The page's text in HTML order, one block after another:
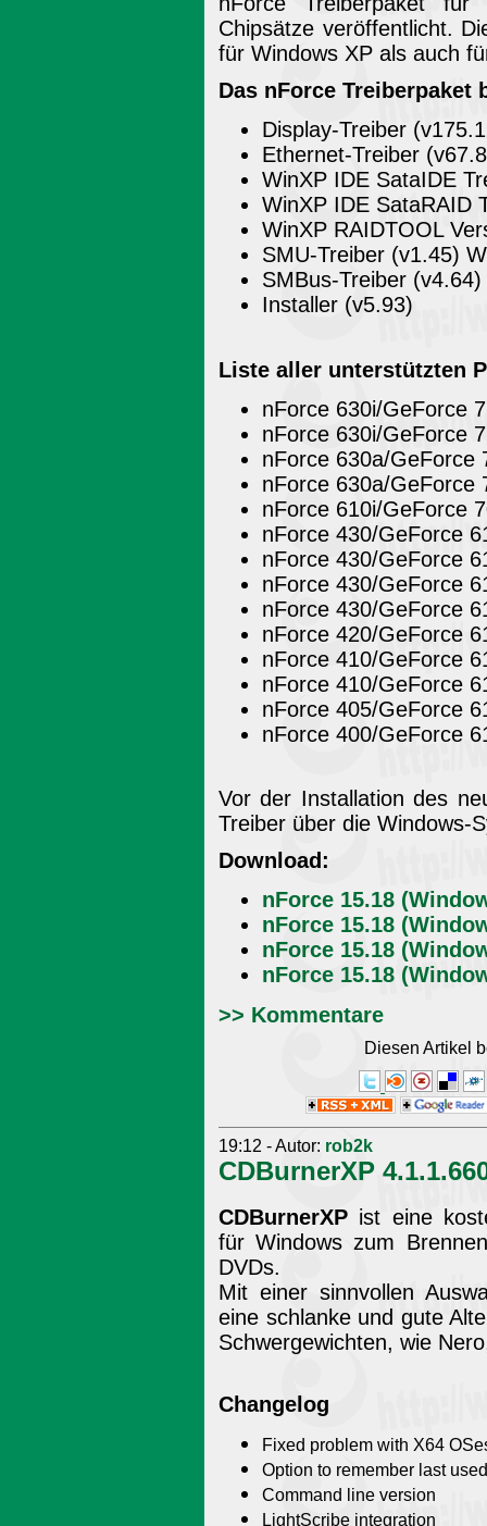
Chipsätze veröffentlicht.
für Windows XP als auch
Das nForce Treiberpaket
Display-Treiber
Ethernet-Treiber
WinXP IDE SataIDE
WinXP IDE SataRAID
WinXP RAIDTOOL
SMU-Treiber (v1.45)
SMBus-Treiber
Installer (v5.93)
Liste aller unterstützten
nForce 630i/GeForce
nForce 630i/GeForce
nForce 630a/GeForce
nForce 630a/GeForce
nForce 610i/GeForce
nForce 430/GeForce
nForce 430/GeForce
nForce 430/GeForce
nForce 430/GeForce
nForce 420/GeForce
nForce 410/GeForce
nForce 410/GeForce
nForce 405/GeForce
nForce 400/GeForce
Vor der Installation des
Treiber über die Windows-
Download:
nForce 15.18
nForce 15.18
nForce 15.18
nForce 15.18
>> Kommentare
Diesen Artikel
19:12 - Autor: rob2k
CDBurnerXP
CDBurnerXP ist eine
für Windows zum
DVDs.
Mit einer sinnvollen
eine schlanke und gute
Schwergewichten, wie
Changelog
Fixed problem with X64
Option to remember last
Command line version
LightScribe integration